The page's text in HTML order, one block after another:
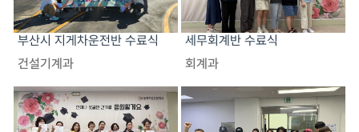
부산시 지게차운전반 수료식
건설기계과
세무회계반 수료식
회계과